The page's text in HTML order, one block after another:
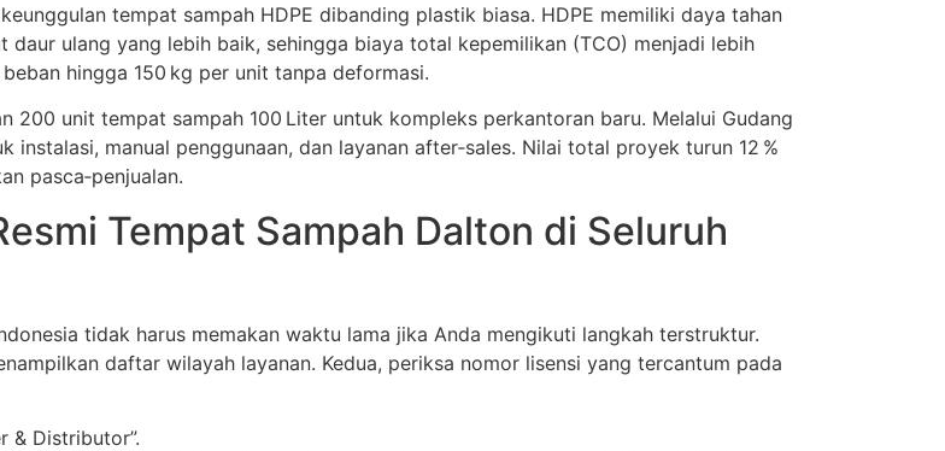
tempat sampah HDPE dibanding plastik biasa. HDPE memiliki daya tahan
ulang yang lebih baik, sehingga biaya total kepemilikan (TCO) menjadi lebih
hingga 150 kg per unit tanpa deformasi.
200 unit tempat sampah 100 Liter untuk kompleks perkantoran baru. Melalui Gudang
manual penggunaan, dan layanan after‑sales. Nilai total proyek turun 12 %
pasca‑penjualan.
Tempat Sampah Dalton di Seluruh
tidak harus memakan waktu lama jika Anda mengikuti langkah terstruktur.
daftar wilayah layanan. Kedua, periksa nomor lisensi yang tercantum pada
& Distributor”.